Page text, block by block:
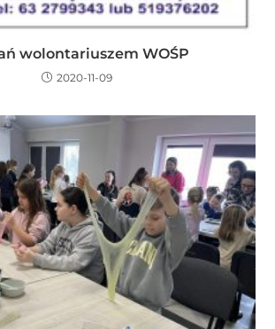
wolontariuszem WOŚP
2020-11-09